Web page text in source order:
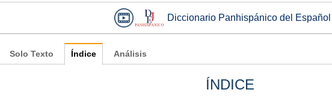
Diccionario Panhispánico del Español
Solo Texto Índice Análisis
ÍNDICE